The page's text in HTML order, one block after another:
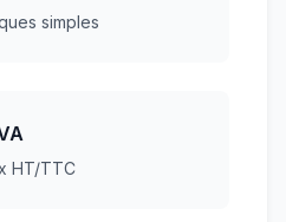
simples
HT/TTC